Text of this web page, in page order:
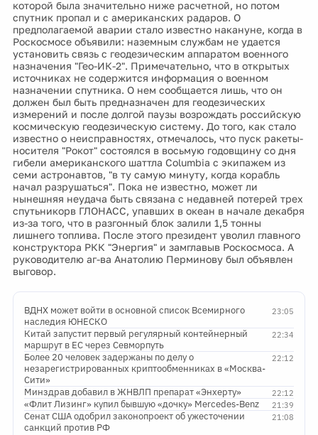
которой была значительно ниже расчетной, но потом
спутник пропал и с американских радаров. О
предполагаемой аварии стало известно накануне, когда в
Роскосмосе объявили: наземным службам не удается
установить связь с геодезическим аппаратом военного
назначения "Гео-ИК-2". Примечательно, что в открытых
источниках не содержится информация о военном
назначении спутника. О нем сообщается лишь, что он
должен был быть предназначен для геодезических
измерений и после долгой паузы возрождать российскую
космическую геодезическую систему. До того, как стало
известно о неисправностях, отмечалось, что пуск ракеты-
носителя "Рокот" состоялся в восьмую годовщину со дня
гибели американского шаттла Columbia с экипажем из
семи астронавтов, "в ту самую минуту, когда корабль
начал разрушаться". Пока не известно, может ли
нынешняя неудача быть связана с недавней потерей трех
спутьникорв ГЛОНАСС, упавших в океан в начале декабря
из-за того, что в разгонный блок залили 1,5 тонны
лишнего топлива. После этого президент уволил главного
конструктора РКК "Энергия" и замглавыв Роскосмоса. А
руководителю аг-ва Анатолию Перминову был объявлен
выговор.
23:05
ВДНХ может войти в основной список Всемирного
наследия ЮНЕСКО
22:34
Китай запустит первый регулярный контейнерный
маршрут в ЕС через Севморпуть
22:12
Более 20 человек задержаны по делу о
незарегистрированных криптообменниках в «Москва-
Сити»
22:12
Минздрав добавил в ЖНВЛП препарат «Энхерту»
21:39
«Флит Лизинг» купил бывшую «дочку» Mercedes-Benz
21:08
Сенат США одобрил законопроект об ужесточении
санкций против РФ